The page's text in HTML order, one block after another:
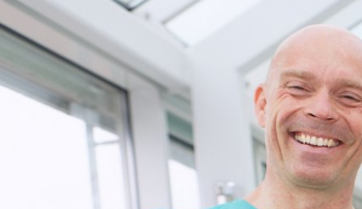
Spitze
in der Medizin